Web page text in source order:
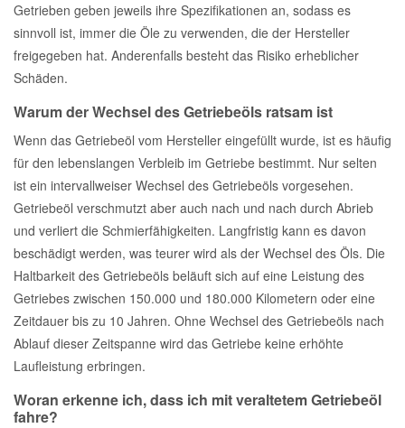
Getrieben geben jeweils ihre Spezifikationen an, sodass es
sinnvoll ist, immer die Öle zu verwenden, die der Hersteller
freigegeben hat. Anderenfalls besteht das Risiko erheblicher
Schäden.
Warum der Wechsel des Getriebeöls ratsam ist
Wenn das Getriebeöl vom Hersteller eingefüllt wurde, ist es häufig
für den lebenslangen Verbleib im Getriebe bestimmt. Nur selten
ist ein intervallweiser Wechsel des Getriebeöls vorgesehen.
Getriebeöl verschmutzt aber auch nach und nach durch Abrieb
und verliert die Schmierfähigkeiten. Langfristig kann es davon
beschädigt werden, was teurer wird als der Wechsel des Öls. Die
Haltbarkeit des Getriebeöls beläuft sich auf eine Leistung des
Getriebes zwischen 150.000 und 180.000 Kilometern oder eine
Zeitdauer bis zu 10 Jahren. Ohne Wechsel des Getriebeöls nach
Ablauf dieser Zeitspanne wird das Getriebe keine erhöhte
Laufleistung erbringen.
Woran erkenne ich, dass ich mit veraltetem Getriebeöl
fahre?
Mercedes Ersatzteile
Mini Ersatzteile
Nissan Ersatzteile
Porsche Ersatzteile
Seat Ersatzteile